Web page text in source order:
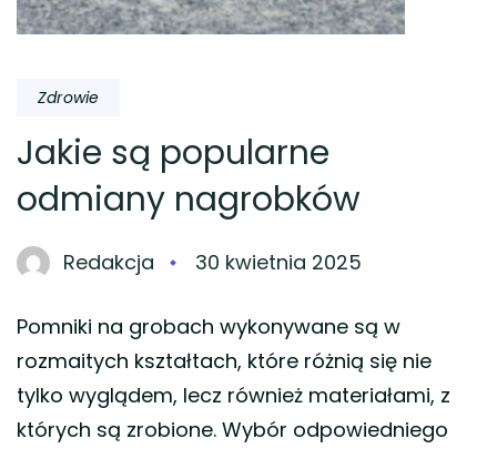
Zdrowie
Jakie są popularne
odmiany nagrobków
Redakcja 30 kwietnia 2025
Pomniki na grobach wykonywane są w
rozmaitych kształtach, które różnią się nie
tylko wyglądem, lecz również materiałami, z
których są zrobione. Wybór odpowiedniego